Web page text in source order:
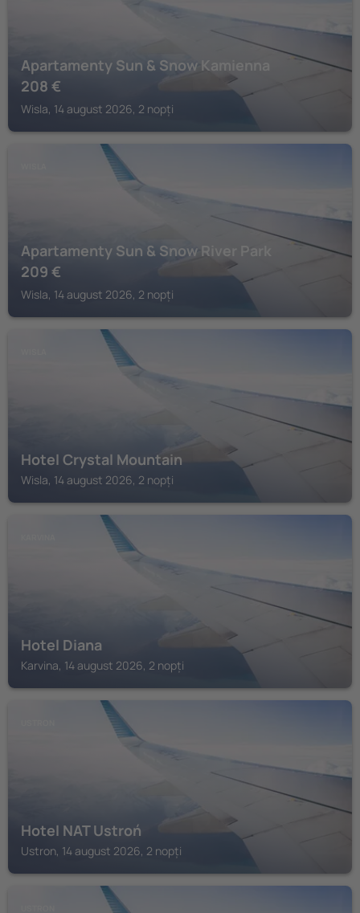
Apartamenty Sun & Snow Kamienna
208 €
Wisla, 14 august 2026, 2 nopți
Apartamenty Sun & Snow River Park
209 €
Wisla, 14 august 2026, 2 nopți
Hotel Crystal Mountain
Wisla, 14 august 2026, 2 nopți
Hotel Diana
Karvina, 14 august 2026, 2 nopți
Hotel NAT Ustroń
Ustron, 14 august 2026, 2 nopți